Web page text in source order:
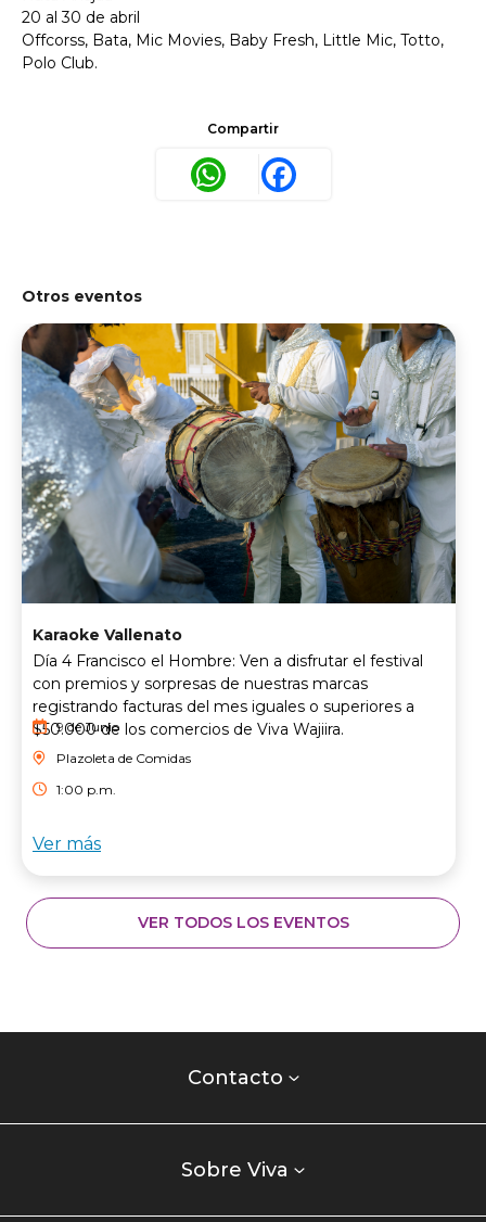
20 al 30 de abril
Offcorss, Bata, Mic Movies, Baby Fresh, Little Mic, Totto,
Polo Club.
Compartir
WhatsAppFacebook
Otros eventos
Karaoke Vallenato
Día 4 Francisco el Hombre: Ven a disfrutar el festival
con premios y sorpresas de nuestras marcas
registrando facturas del mes iguales o superiores a
$50.000 de los comercios de Viva Wajiira.
9 de Junio
Plazoleta de Comidas
1:00 p.m.
Ver más
VER TODOS LOS EVENTOS
Contacto
Sobre Viva